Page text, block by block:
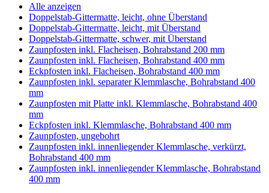
Alle anzeigen
Doppelstab-Gittermatte, leicht, ohne Überstand
Doppelstab-Gittermatte, leicht, mit Überstand
Doppelstab-Gittermatte, schwer, mit Überstand
Zaunpfosten inkl. Flacheisen, Bohrabstand 200 mm
Zaunpfosten inkl. Flacheisen, Bohrabstand 400 mm
Eckpfosten inkl. Flacheisen, Bohrabstand 400 mm
Zaunpfosten inkl. separater Klemmlasche, Bohrabstand 400
mm
Zaunpfosten mit Platte inkl. Klemmlasche, Bohrabstand 400
mm
Eckpfosten inkl. Klemmlasche, Bohrabstand 400 mm
Zaunpfosten, ungebohrt
Zaunpfosten inkl. innenliegender Klemmlasche, verkürzt,
Bohrabstand 400 mm
Zaunpfosten inkl. innenliegender Klemmlasche, Bohrabstand
400 mm